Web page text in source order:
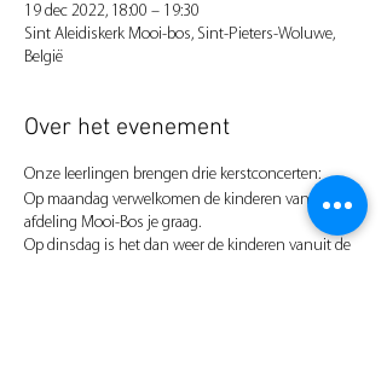
19 dec 2022, 18:00 – 19:30
Sint Aleidiskerk Mooi-bos, Sint-Pieters-Woluwe,
België
Over het evenement
Onze leerlingen brengen drie kerstconcerten:
Op maandag verwelkomen de kinderen vanuit de
afdeling Mooi-Bos je graag.
Op dinsdag is het dan weer de kinderen vanuit de